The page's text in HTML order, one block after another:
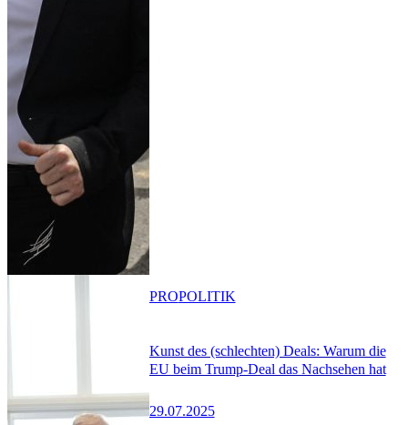
Kunst des (schlechten) Deals: Warum die
EU beim Trump-Deal das Nachsehen hat
29.07.2025
PROPOLITIK